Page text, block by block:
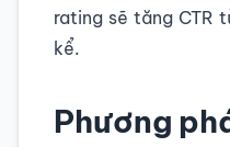
rating sẽ tăng CTR
kể.
Phương